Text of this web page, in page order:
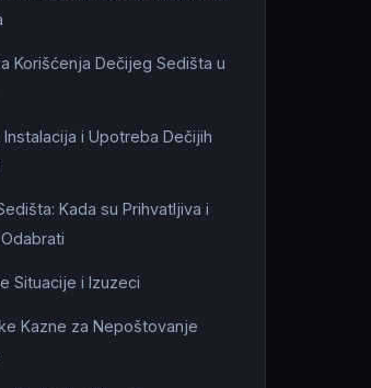
Korišćenja Dečijeg Sedišta u
Instalacija i Upotreba Dečijih
Kada su Prihvatljiva i
Situacije i Izuzeci
Kazne za Nepoštovanje